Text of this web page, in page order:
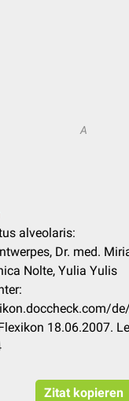
A
alveolaris:
Dr. med.
Nolte, Yulia Yulis
18.06.2007.
Zitat kopieren